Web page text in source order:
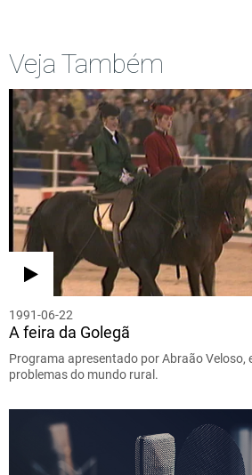
Veja Também
1991-06-22
A feira da Golegã
Programa apresentado por Abraão Veloso,
problemas do mundo rural.